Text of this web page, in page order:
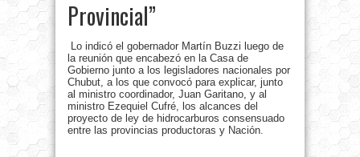
Provincial”
Lo indicó el gobernador Martín Buzzi luego de
la reunión que encabezó en la Casa de
Gobierno junto a los legisladores nacionales por
Chubut, a los que convocó para explicar, junto
al ministro coordinador, Juan Garitano, y al
ministro Ezequiel Cufré, los alcances del
proyecto de ley de hidrocarburos consensuado
entre las provincias productoras y Nación.